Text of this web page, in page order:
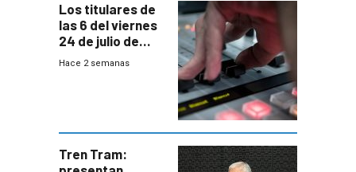
Los titulares de
las 6 del viernes
24 de julio de
2026
Hace 2 semanas
Tren Tram: